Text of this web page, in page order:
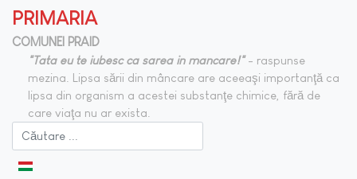
PRIMARIA
COMUNEI PRAID
"Tata eu te iubesc ca sarea in mancare!"- raspunse
mezina. Lipsa sării din mâncare are aceeaşi importanţă ca
lipsa din organism a acestei substanţe chimice, fără de
care viaţa nu ar exista.